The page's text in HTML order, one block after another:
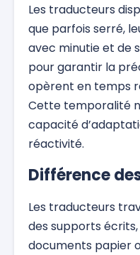
Les traducteurs
que parfois serré,
avec minutie et de
pour garantir la
opèrent en temps
Cette temporalité
capacité
réactivité.
Différence
Les traducteurs
des supports écrits,
documents papier